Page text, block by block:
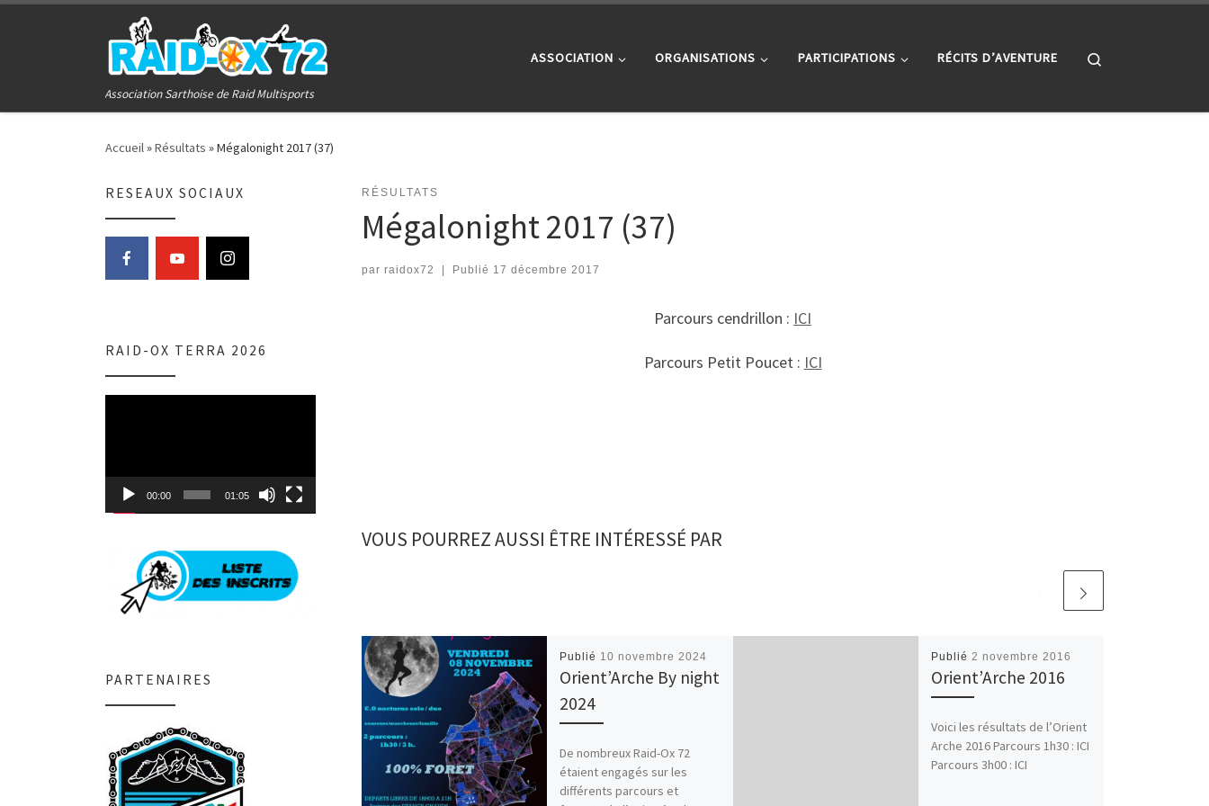
Association Sarthoise de Raid Multisports
ASSOCIATION ORGANISATIONS PARTICIPATIONS RÉCITS D’AVENTURE
Accueil»Résultats »Mégalonight 2017 (37)
RÉSULTATS
Mégalonight 2017 (37)
par raidox72 | Publié 17 décembre 2017
Parcours cendrillon : ICI
Parcours Petit Poucet : ICI
VOUS POURREZ AUSSI ÊTRE INTÉRESSÉ PAR
Publié 10 novembre 2024
Orient’Arche By night
2024
De nombreux Raid-Ox 72
étaient engagés sur les
différents parcours et
Publié 2 novembre 2016
Orient’Arche 2016
Voici les résultats de l’Orient
Arche 2016 Parcours 1h30 : ICI
Parcours 3h00 : ICI
RESEAUX SOCIAUX
RAID-OX TERRA 2026
00:00 01:05
PARTENAIRES